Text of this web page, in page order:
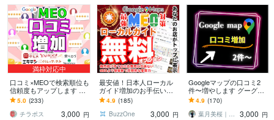
満枠対応中
口コミ×MEOで検索順位も
信頼度もアップします リ
アルなクチコミで信頼と
来店数アップ！
5.0 (233)
チラポス
3,000 円
最安値！日本人ローカル
ガイド増加のお手伝いし
ます ⭐Google認定ローカ
ルガイドは評価が高く信
頼性を高めます
4.9 (185)
BuzzOne
3,000 円
Googleマップの口コミ2
件〜増やします グーグル
マップの口コミ増加しま
す/保証有り
4.9 (170)
葉月美桜｜SNSデザイナー
3,000 円